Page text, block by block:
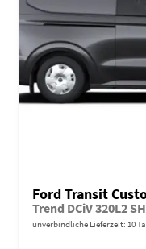
Ford Transit
Trend DCiV 320L2
unverbindliche Lieferzeit: 10